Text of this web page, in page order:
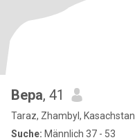
Вера, 41
Taraz, Zhambyl, Kasachstan
Suche: Männlich 37 - 53